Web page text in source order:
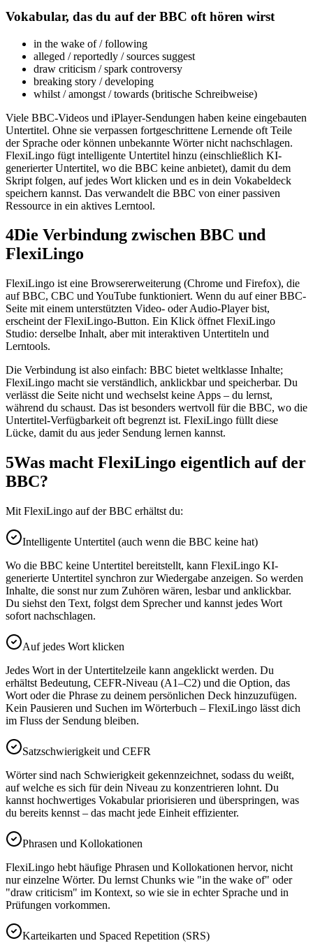
Vokabular, das du auf der BBC oft hören wirst
in the wake of / following
alleged / reportedly / sources suggest
draw criticism / spark controversy
breaking story / developing
whilst / amongst / towards (britische Schreibweise)
Viele BBC-Videos und iPlayer-Sendungen haben keine eingebauten
Untertitel. Ohne sie verpassen fortgeschrittene Lernende oft Teile
der Sprache oder können unbekannte Wörter nicht nachschlagen.
FlexiLingo fügt intelligente Untertitel hinzu (einschließlich KI-
generierter Untertitel, wo die BBC keine anbietet), damit du dem
Skript folgen, auf jedes Wort klicken und es in dein Vokabeldeck
speichern kannst. Das verwandelt die BBC von einer passiven
Ressource in ein aktives Lerntool.
4Die Verbindung zwischen BBC und
FlexiLingo
FlexiLingo ist eine Browsererweiterung (Chrome und Firefox), die
auf BBC, CBC und YouTube funktioniert. Wenn du auf einer BBC-
Seite mit einem unterstützten Video- oder Audio-Player bist,
erscheint der FlexiLingo-Button. Ein Klick öffnet FlexiLingo
Studio: derselbe Inhalt, aber mit interaktiven Untertiteln und
Lerntools.
Die Verbindung ist also einfach: BBC bietet weltklasse Inhalte;
FlexiLingo macht sie verständlich, anklickbar und speicherbar. Du
verlässt die Seite nicht und wechselst keine Apps – du lernst,
während du schaust. Das ist besonders wertvoll für die BBC, wo die
Untertitel-Verfügbarkeit oft begrenzt ist. FlexiLingo füllt diese
Lücke, damit du aus jeder Sendung lernen kannst.
5Was macht FlexiLingo eigentlich auf der
BBC?
Mit FlexiLingo auf der BBC erhältst du:
Intelligente Untertitel (auch wenn die BBC keine hat)
Wo die BBC keine Untertitel bereitstellt, kann FlexiLingo KI-
generierte Untertitel synchron zur Wiedergabe anzeigen. So werden
Inhalte, die sonst nur zum Zuhören wären, lesbar und anklickbar.
Du siehst den Text, folgst dem Sprecher und kannst jedes Wort
sofort nachschlagen.
Auf jedes Wort klicken
Jedes Wort in der Untertitelzeile kann angeklickt werden. Du
erhältst Bedeutung, CEFR-Niveau (A1–C2) und die Option, das
Wort oder die Phrase zu deinem persönlichen Deck hinzuzufügen.
Kein Pausieren und Suchen im Wörterbuch – FlexiLingo lässt dich
im Fluss der Sendung bleiben.
Satzschwierigkeit und CEFR
Wörter sind nach Schwierigkeit gekennzeichnet, sodass du weißt,
auf welche es sich für dein Niveau zu konzentrieren lohnt. Du
kannst hochwertiges Vokabular priorisieren und überspringen, was
du bereits kennst – das macht jede Einheit effizienter.
Phrasen und Kollokationen
FlexiLingo hebt häufige Phrasen und Kollokationen hervor, nicht
nur einzelne Wörter. Du lernst Chunks wie "in the wake of" oder
"draw criticism" im Kontext, so wie sie in echter Sprache und in
Prüfungen vorkommen.
Karteikarten und Spaced Repetition (SRS)